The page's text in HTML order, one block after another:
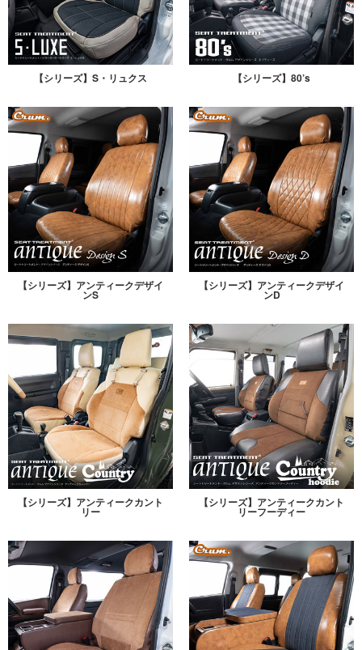
【シリーズ】S・リュクス 【シリーズ】80’s
【シリーズ】アンティークデザイ
ンS
【シリーズ】アンティークデザイ
ンD
【シリーズ】アンティークカント
リー
【シリーズ】アンティークカント
リーフーディー